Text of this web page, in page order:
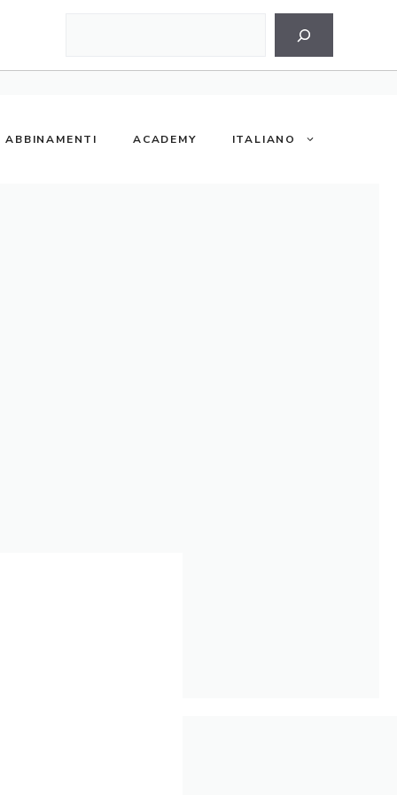
ABBINAMENTI ACADEMY ITALIANO